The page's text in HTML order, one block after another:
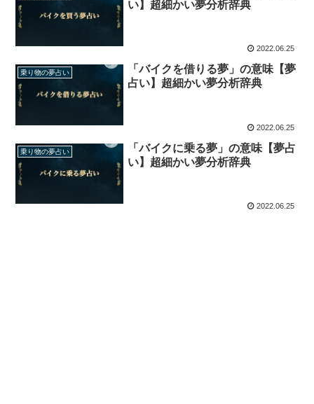
い】超細かい夢分析辞典
2022.06.25
乗り物の夢占い
「バイクを借りる夢」の意味【夢
占い】超細かい夢分析辞典
2022.06.25
乗り物の夢占い
「バイクに乗る夢」の意味【夢占
い】超細かい夢分析辞典
2022.06.25